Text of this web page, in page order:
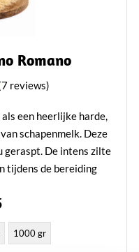
Romano
reviews)
een heerlijke harde,
schapenmelk. Deze
geraspt. De intens zilte
tijdens de bereiding
1000 gr